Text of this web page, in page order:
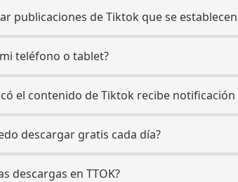
publicaciones de Tiktok que se
teléfono o tablet?
el contenido de Tiktok recibe
descargar gratis cada día?
descargas en TTOK?